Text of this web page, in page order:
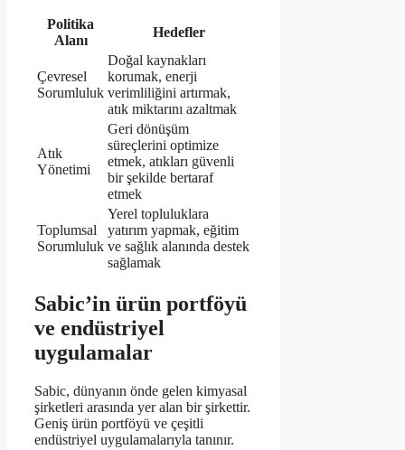
Politika
Alanı
Hedefler
Çevresel
Sorumluluk
Doğal kaynakları
korumak, enerji
verimliliğini artırmak,
atık miktarını azaltmak
Atık
Yönetimi
Geri dönüşüm
süreçlerini optimize
etmek, atıkları güvenli
bir şekilde bertaraf
etmek
Toplumsal
Sorumluluk
Yerel topluluklara
yatırım yapmak, eğitim
ve sağlık alanında destek
sağlamak
Sabic’in ürün portföyü
ve endüstriyel
uygulamalar
Sabic, dünyanın önde gelen kimyasal
şirketleri arasında yer alan bir şirkettir.
Geniş ürün portföyü ve çeşitli
endüstriyel uygulamalarıyla tanınır.